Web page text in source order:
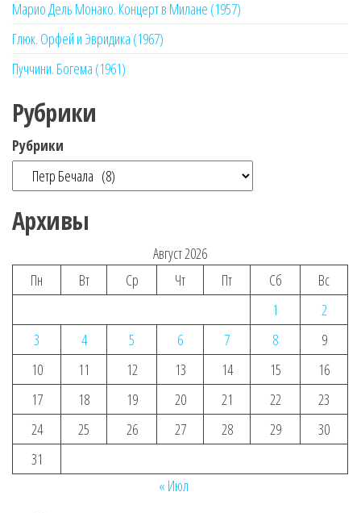
Марио Дель Монако. Концерт в Милане (1957)
Глюк. Орфей и Эвридика (1967)
Пуччини. Богема (1961)
Рубрики
Рубрики
Архивы
Август 2026
Пн
Вт Ср Чт Пт Сб
Вс
1
2
3
4 5 6 7 8
9
10
11 12 13 14 15
16
17
18 19 20 21 22
23
24
25 26 27 28 29
30
31
« Июл